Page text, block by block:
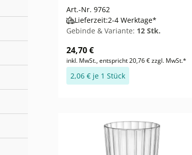
Art.-Nr. 9762
Lieferzeit:2-4 Werktage*
Gebinde & Variante: 12 Stk.
24,70 €
inkl. MwSt., entspricht 20,76 € zzgl. MwSt.*
2,06 € je 1 Stück